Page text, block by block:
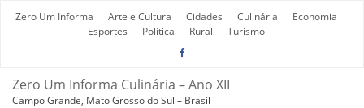
Zero Um Informa Arte e Cultura Cidades Culinária
Economia
Esportes
Política Rural Turismo
Zero Um Informa Culinária – Ano XII
Campo Grande, Mato Grosso do Sul – Brasil